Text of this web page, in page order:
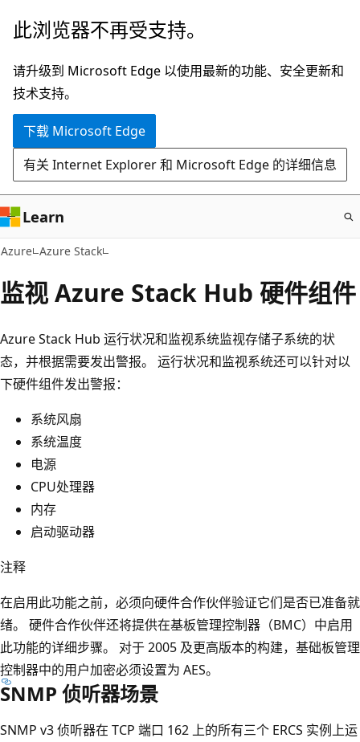
跳
主
要
内
此浏览器不再受支持。
请升级到 Microsoft Edge 以使用最新的功能、安全更新和
技术支持。
下载 Microsoft Edge
有关 Internet Explorer 和 Microsoft Edge 的详细信息
Learn
Azure Azure Stack
监视 Azure Stack Hub 硬件组件
Azure Stack Hub 运行状况和监视系统监视存储子系统的状
态，并根据需要发出警报。 运行状况和监视系统还可以针对以
下硬件组件发出警报：
系统风扇
系统温度
电源
CPU处理器
内存
启动驱动器
注释
在启用此功能之前，必须向硬件合作伙伴验证它们是否已准备就
绪。 硬件合作伙伴还将提供在基板管理控制器（BMC）中启用
此功能的详细步骤。 对于 2005 及更高版本的构建，基础板管理
控制器中的用户加密必须设置为 AES。
SNMP 侦听器场景
SNMP v3 侦听器在 TCP 端口 162 上的所有三个 ERCS 实例上运